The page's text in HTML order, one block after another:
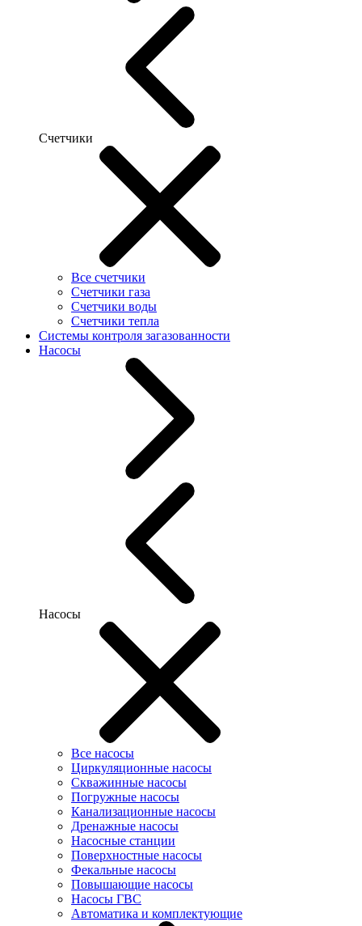
Счетчики
Все счетчики
Счетчики газа
Счетчики воды
Счетчики тепла
Системы контроля загазованности
Насосы
Насосы
Все насосы
Циркуляционные насосы
Скважинные насосы
Погружные насосы
Канализационные насосы
Дренажные насосы
Насосные станции
Поверхностные насосы
Фекальные насосы
Повышающие насосы
Насосы ГВС
Автоматика и комплектующие